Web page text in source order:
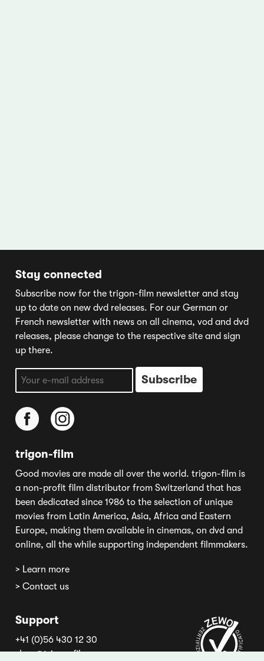
Stay connected
Subscribe now for the trigon-film newsletter and stay
up to date on new dvd releases. For our German or
French newsletter with news on all cinema, vod and dvd
releases, please change to the respective site and sign
up there.
trigon-film
Good movies are made all over the world. trigon-film is
a non-profit film distributor from Switzerland that has
been dedicated since 1986 to the selection of unique
movies from Latin America, Asia, Africa and Eastern
Europe, making them available in cinemas, on dvd and
online, all the while supporting independent filmmakers.
> Learn more
> Contact us
Support
+41 (0)56 430 12 30
shop@trigon-film.org